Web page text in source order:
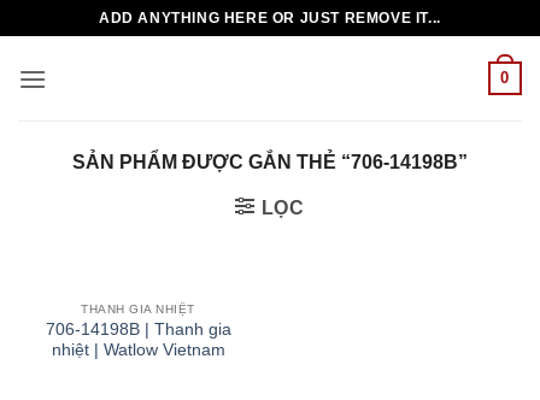
nội
ADD ANYTHING HERE OR JUST REMOVE IT...
0
SẢN PHẨM ĐƯỢC GẮN THẺ “706-14198B”
LỌC
THANH GIA NHIỆT
706-14198B | Thanh gia
nhiệt | Watlow Vietnam